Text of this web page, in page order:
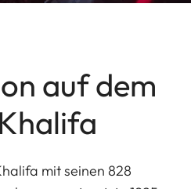
auf dem
mit seinen 828